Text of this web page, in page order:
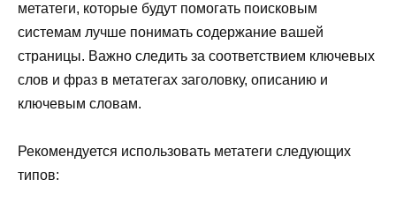
метатеги, которые будут помогать поисковым
системам лучше понимать содержание вашей
страницы. Важно следить за соответствием ключевых
слов и фраз в метатегах заголовку, описанию и
ключевым словам.
Рекомендуется использовать метатеги следующих
типов: